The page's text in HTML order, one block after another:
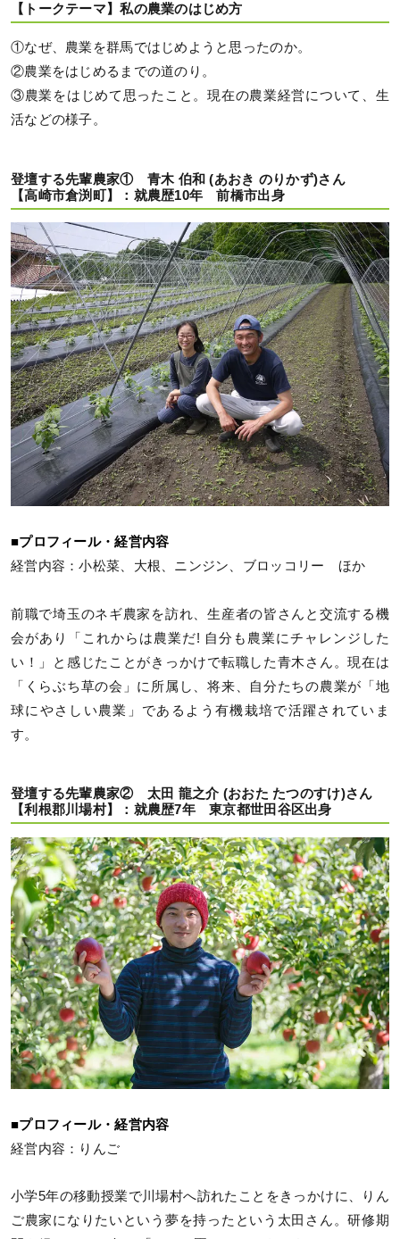
【トークテーマ】私の農業のはじめ方
①なぜ、農業を群馬ではじめようと思ったのか。
②農業をはじめるまでの道のり。
③農業をはじめて思ったこと。現在の農業経営について、生
活などの様子。
登壇する先輩農家① 青木 伯和 (あおき のりかず)さん
【高崎市倉渕町】：就農歴10年 前橋市出身
■プロフィール・経営内容
経営内容：小松菜、大根、ニンジン、ブロッコリー ほか
前職で埼玉のネギ農家を訪れ、生産者の皆さんと交流する機
会があり「これからは農業だ! 自分も農業にチャレンジした
い！」と感じたことがきっかけで転職した青木さん。現在は
「くらぶち草の会」に所属し、将来、自分たちの農業が「地
球にやさしい農業」であるよう有機栽培で活躍されていま
す。
登壇する先輩農家② 太田 龍之介 (おおた たつのすけ)さん
【利根郡川場村】：就農歴7年 東京都世田谷区出身
■プロフィール・経営内容
経営内容：りんご
小学5年の移動授業で川場村へ訪れたことをきっかけに、りん
ご農家になりたいという夢を持ったという太田さん。研修期